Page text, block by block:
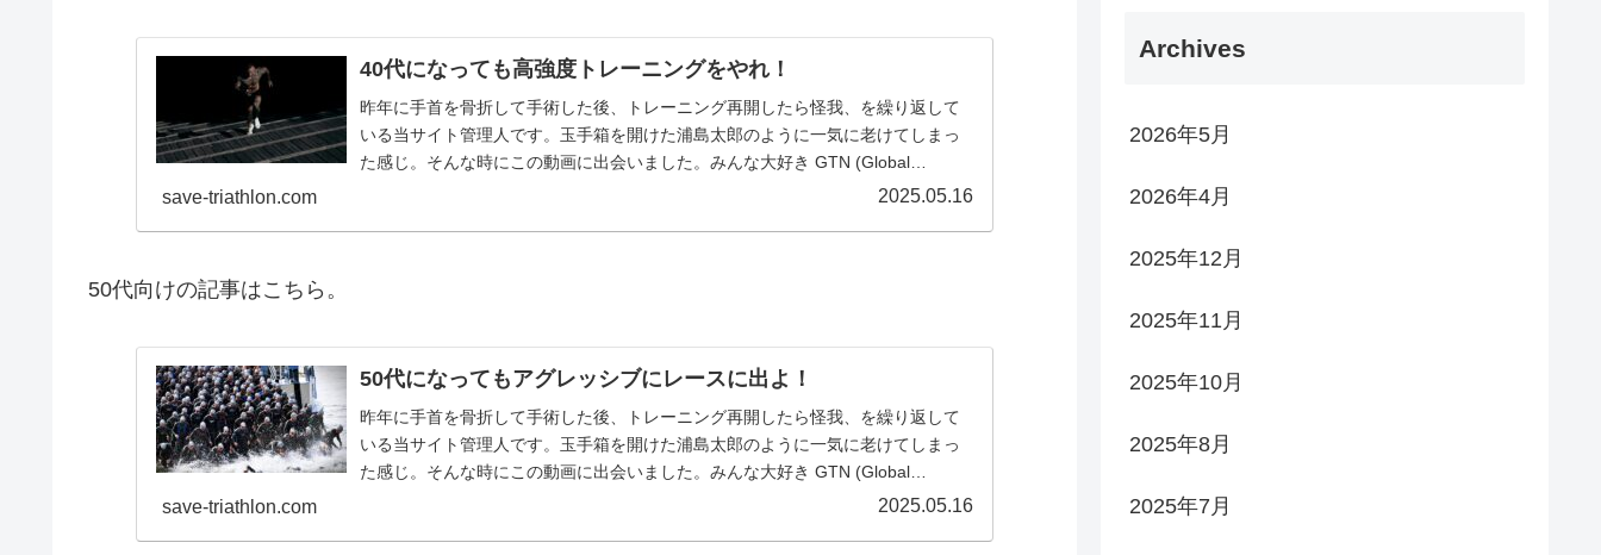
40代になっても高強度トレーニングをやれ！
昨年に手首を骨折して手術した後、トレーニング再開したら怪我、を繰り返して
いる当サイト管理人です。玉手箱を開けた浦島太郎のように一気に老けてしまっ
た感じ。そんな時にこの動画に出会いました。みんな大好き GTN (Global
save-triathlon.com 2025.05.16
50代向けの記事はこちら。
50代になってもアグレッシブにレースに出よ！
昨年に手首を骨折して手術した後、トレーニング再開したら怪我、を繰り返して
いる当サイト管理人です。玉手箱を開けた浦島太郎のように一気に老けてしまっ
た感じ。そんな時にこの動画に出会いました。みんな大好き GTN (Global
save-triathlon.com 2025.05.16
Archives
2026年5月
2026年4月
2025年12月
2025年11月
2025年10月
2025年8月
2025年7月